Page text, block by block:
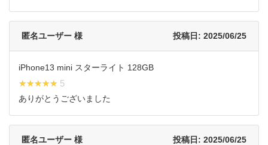
匿名ユーザー 様 投稿日: 2025/06/25
iPhone13 mini スターライト 128GB
★★★★★
★★★★★ 5
ありがとうございました
匿名ユーザー 様 投稿日: 2025/06/25